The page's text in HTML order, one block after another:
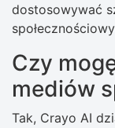
dostosowywać
Czy
mediów
Tak, Crayo AI